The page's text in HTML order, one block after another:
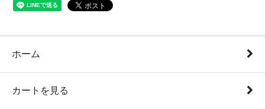
ホーム
カートを見る